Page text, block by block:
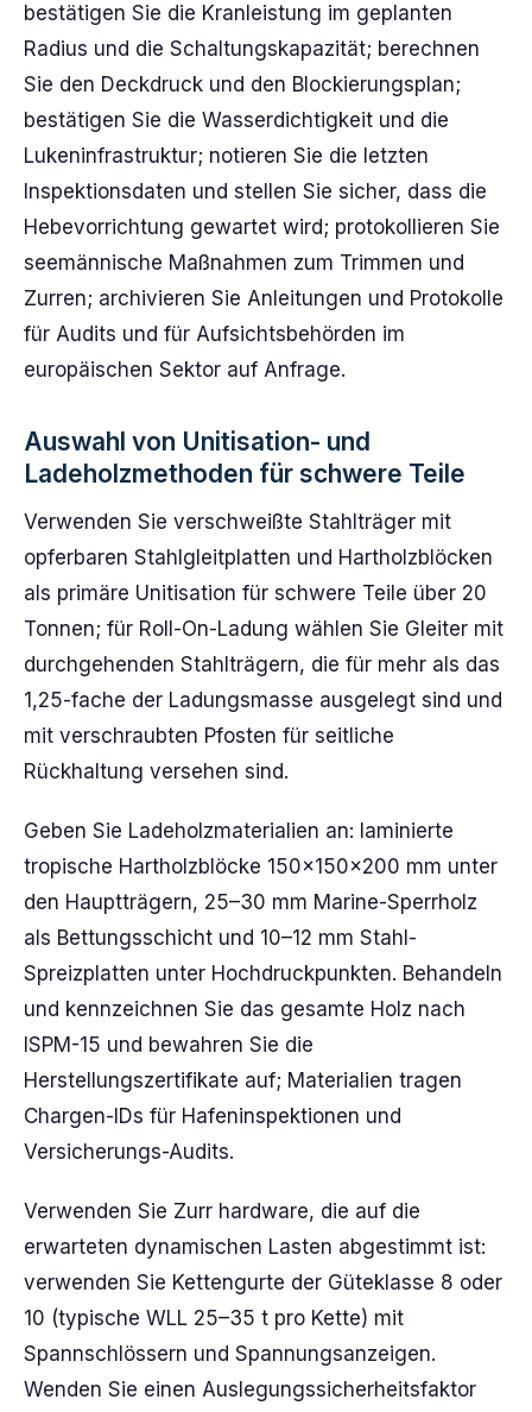
bestätigen Sie die Kranleistung im geplanten
Radius und die Schaltungskapazität; berechnen
Sie den Deckdruck und den Blockierungsplan;
bestätigen Sie die Wasserdichtigkeit und die
Lukeninfrastruktur; notieren Sie die letzten
Inspektionsdaten und stellen Sie sicher, dass die
Hebevorrichtung gewartet wird; protokollieren Sie
seemännische Maßnahmen zum Trimmen und
Zurren; archivieren Sie Anleitungen und Protokolle
für Audits und für Aufsichtsbehörden im
europäischen Sektor auf Anfrage.
Auswahl von Unitisation- und
Ladeholzmethoden für schwere Teile
Verwenden Sie verschweißte Stahlträger mit
opferbaren Stahlgleitplatten und Hartholzblöcken
als primäre Unitisation für schwere Teile über 20
Tonnen; für Roll-On-Ladung wählen Sie Gleiter mit
durchgehenden Stahlträgern, die für mehr als das
1,25-fache der Ladungsmasse ausgelegt sind und
mit verschraubten Pfosten für seitliche
Rückhaltung versehen sind.
Geben Sie Ladeholzmaterialien an: laminierte
tropische Hartholzblöcke 150×150×200 mm unter
den Hauptträgern, 25–30 mm Marine-Sperrholz
als Bettungsschicht und 10–12 mm Stahl-
Spreizplatten unter Hochdruckpunkten. Behandeln
und kennzeichnen Sie das gesamte Holz nach
ISPM-15 und bewahren Sie die
Herstellungszertifikate auf; Materialien tragen
Chargen-IDs für Hafeninspektionen und
Versicherungs-Audits.
Verwenden Sie Zurr hardware, die auf die
erwarteten dynamischen Lasten abgestimmt ist:
verwenden Sie Kettengurte der Güteklasse 8 oder
10 (typische WLL 25–35 t pro Kette) mit
Spannschlössern und Spannungsanzeigen.
Wenden Sie einen Auslegungssicherheitsfaktor